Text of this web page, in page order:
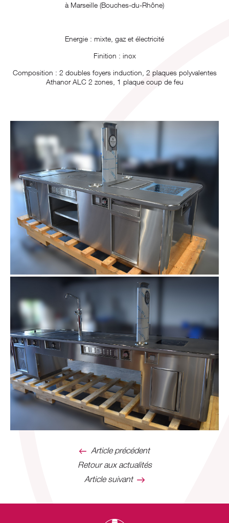
à Marseille (Bouches-du-Rhône)
Energie : mixte, gaz et électricité
Finition : inox
Composition : 2 doubles foyers induction, 2 plaques polyvalentes
Athanor ALC 2 zones, 1 plaque coup de feu
Article précédent
Retour aux actualités
Article suivant